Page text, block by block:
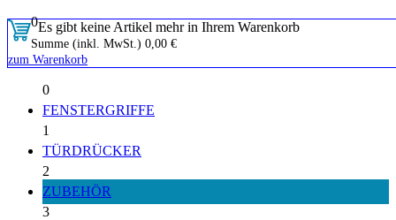
0Es gibt keine Artikel mehr in Ihrem Warenkorb
Summe (inkl. MwSt.) 0,00 €
zum Warenkorb
0
FENSTERGRIFFE
1
TÜRDRÜCKER
2
ZUBEHÖR
3